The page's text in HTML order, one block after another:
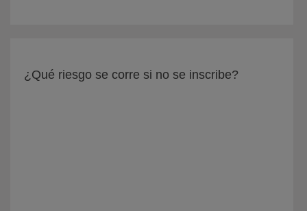
¿Qué riesgo se corre si no se inscribe?